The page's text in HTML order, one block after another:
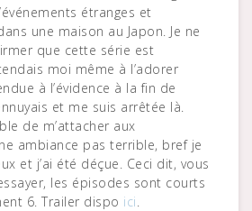
étranges et
une maison au Japon. Je ne
que cette série est
moi même à l’adorer
à l’évidence à la fin de
et me suis arrêtée là.
de m’attacher aux
ambiance pas terrible, bref je
et j’ai été déçue. Ceci dit, vous
les épisodes sont courts
6. Trailer dispo ici